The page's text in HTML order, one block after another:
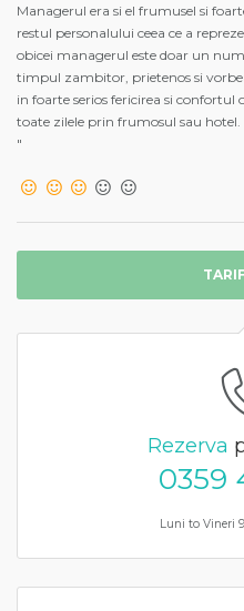
Managerul era si el frumusel si
restul personalului ceea ce a
obicei managerul este doar un
timpul zambitor, prietenos si
in foarte serios fericirea si confortul
toate zilele prin frumosul sau hotel.
"
Rezerva
0359
Luni to Vineri